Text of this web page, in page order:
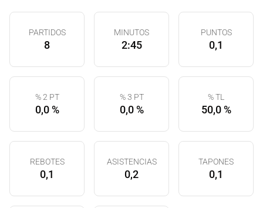
PARTIDOS
8
MINUTOS
2:45
PUNTOS
0,1
% 2 PT
0,0 %
% 3 PT
0,0 %
% TL
50,0 %
REBOTES
0,1
ASISTENCIAS
0,2
TAPONES
0,1